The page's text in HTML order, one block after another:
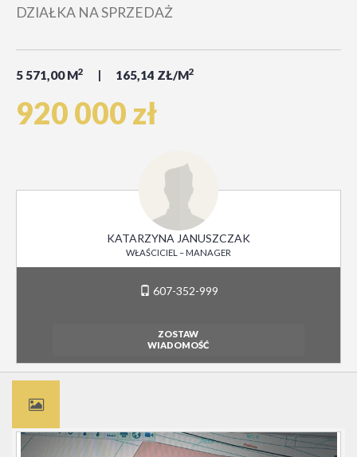
DZIAŁKA NA SPRZEDAŻ
5 571,00 M2 165,14 ZŁ/M2
920 000 zł
KATARZYNA JANUSZCZAK
WŁAŚCICIEL – MANAGER
607-352-999
ZOSTAW
WIADOMOŚĆ